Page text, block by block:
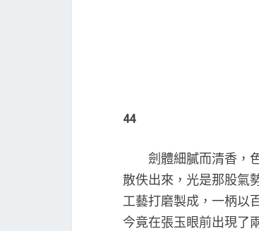
44
劍體細膩而清香，色
散佚出來，光是那股氣
工藝打磨製成，一柄以
今竟在張玉眼前出現了